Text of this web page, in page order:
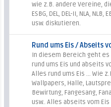
wie z.B. andere Vereine,
ESBG, DEL, DEL-II, NLA, NLB,
usw. diskutieren.
Rund ums Eis / Abseits
In diesem Bereich geht es
rund ums Eis und abseits
Alles rund ums Eis ... Wie
Wallpapers, Halle,
Bewirtung, Fangesang,
usw.. Alles abseits vom Eis